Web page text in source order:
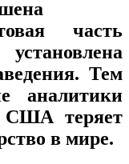
часть
Тем
аналитики
США теряет
в мире.